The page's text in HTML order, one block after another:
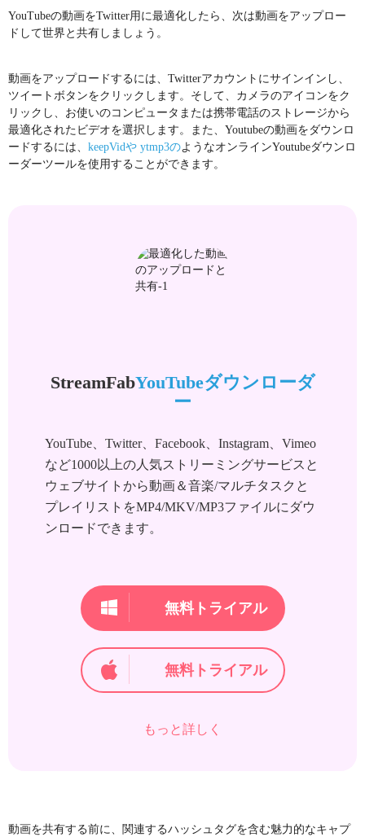
YouTubeの動画をTwitter用に最適化したら、次は動画をアップロー
ドして世界と共有しましょう。
動画をアップロードするには、Twitterアカウントにサインインし、
ツイートボタンをクリックします。そして、カメラのアイコンをク
リックし、お使いのコンピュータまたは携帯電話のストレージから
最適化されたビデオを選択します。また、Youtubeの動画をダウンロ
ードするには、 keepVidや ytmp3のようなオンラインYoutubeダウンロ
ーダーツールを使用することができます。
StreamFabYouTubeダウンローダ
ー
YouTube、Twitter、Facebook、Instagram、Vimeo
など1000以上の人気ストリーミングサービスと
ウェブサイトから動画＆音楽/マルチタスクと
プレイリストをMP4/MKV/MP3ファイルにダウ
ンロードできます。
無料トライアル
無料トライアル
もっと詳しく
動画を共有する前に、関連するハッシュタグを含む魅力的なキャプ